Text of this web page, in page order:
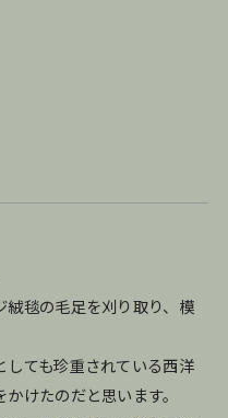
毯の毛足を刈り取り、模
しても珍重されている西洋
けたのだと思います。